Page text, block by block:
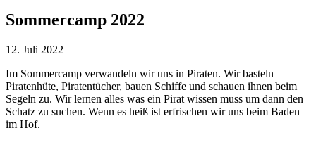
Sommercamp 2022
12. Juli 2022
Im Sommercamp verwandeln wir uns in Piraten. Wir basteln
Piratenhüte, Piratentücher, bauen Schiffe und schauen ihnen beim
Segeln zu. Wir lernen alles was ein Pirat wissen muss um dann den
Schatz zu suchen. Wenn es heiß ist erfrischen wir uns beim Baden
im Hof.